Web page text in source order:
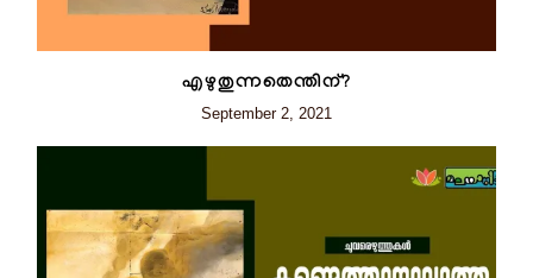
എഴുതുന്നതെന്തിന്?
September 2, 2021